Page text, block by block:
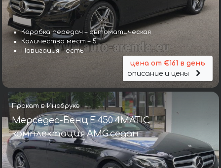
Коробка передач – автоматическая
Количество мест – 5
Навигация – есть
цена от €161 в день
описание и цены
Прокат в Инсбруке
Мерседес-Бенц E 450 4MATIC
комплектация AMG седан